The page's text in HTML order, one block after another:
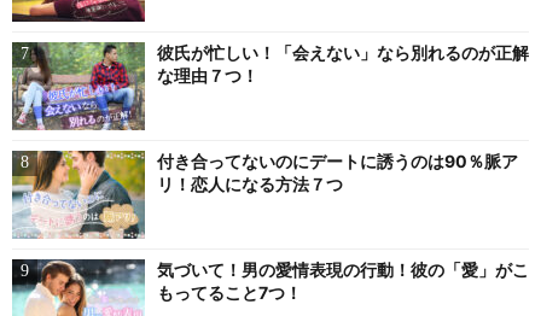
彼氏が忙しい！「会えない」なら別れるのが正解
な理由７つ！
付き合ってないのにデートに誘うのは90％脈ア
リ！恋人になる方法７つ
気づいて！男の愛情表現の行動！彼の「愛」がこ
もってること7つ！